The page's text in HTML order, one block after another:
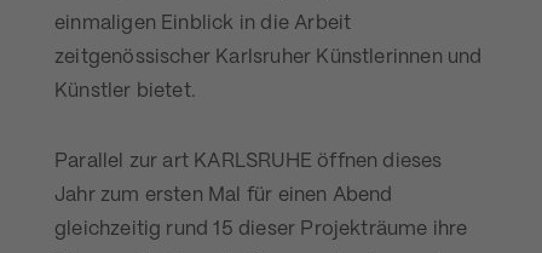
einmaligen Einblick in die Arbeit
zeitgenössischer Karlsruher Künstlerinnen und
Künstler bietet.
Parallel zur art KARLSRUHE öffnen dieses
Jahr zum ersten Mal für einen Abend
gleichzeitig rund 15 dieser Projekträume ihre